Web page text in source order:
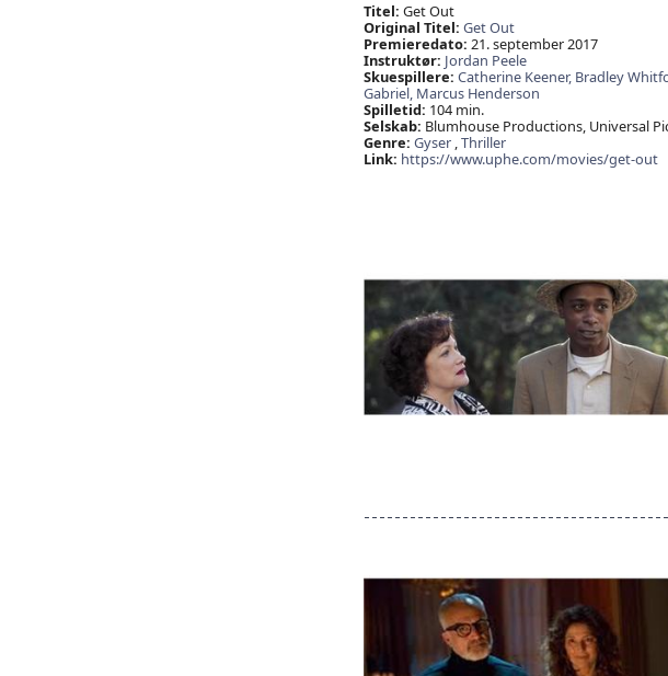
Titel: Get Out
Original Titel: Get Out
Premieredato: 21. september 2017
Instruktør: Jordan Peele
Skuespillere: Catherine Keener, Bradley
Gabriel, Marcus Henderson
Spilletid: 104 min.
Selskab: Blumhouse Productions, Universal
Genre: Gyser,Thriller
Link: https://www.uphe.com/movies/get-out